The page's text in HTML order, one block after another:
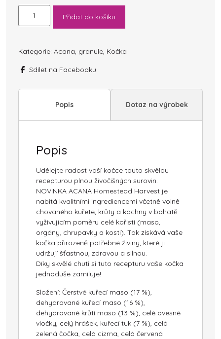
HOMESTEAD
1,8
množství
Přidat do košíku
Kategorie: Acana, granule, Kočka
Sdílet na Facebooku
Popis Dotaz na výrobek
Popis
Udělejte radost vaší kočce touto skvělou
recepturou plnou živočišných surovin.
NOVINKA ACANA Homestead Harvest je
nabitá kvalitními ingrediencemi včetně volně
chovaného kuřete, krůty a kachny v bohatě
vyživujícím poměru celé kořisti (maso,
orgány, chrupavky a kosti). Tak získává vaše
kočka přirozeně potřebné živiny, které ji
udržují šťastnou, zdravou a silnou.
Díky skvělé chuti si tuto recepturu vaše kočka
jednoduše zamiluje!
Složení: Čerstvé kuřecí maso (17 %),
dehydrované kuřecí maso (16 %),
dehydrované krůtí maso (13 %), celé ovesné
vločky, celý hrášek, kuřecí tuk (7 %), celá
zelená čočka, celá cizrna, celá červená